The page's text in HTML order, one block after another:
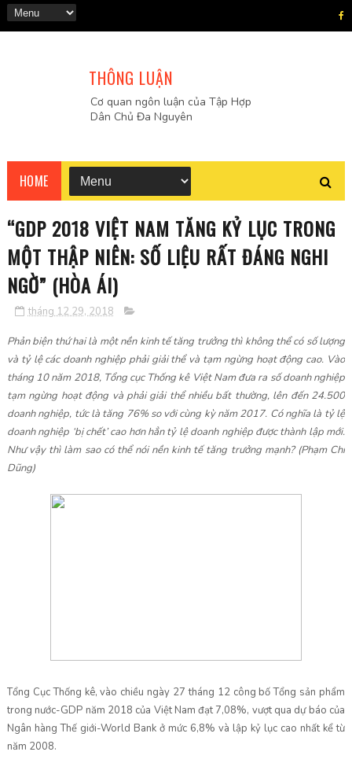
THÔNG LUẬN
Cơ quan ngôn luận của Tập Hợp
Dân Chủ Đa Nguyên
HOME
“GDP 2018 VIỆT NAM TĂNG KỶ LỤC TRONG
MỘT THẬP NIÊN: SỐ LIỆU RẤT ĐÁNG NGHI
NGỜ” (HÒA ÁI)
tháng 12 29, 2018
Phản biện thứ hai là một nền kinh tế tăng trưởng thì không thể có số lượng
và tỷ lệ các doanh nghiệp phải giải thể và tạm ngừng hoạt động cao. Vào
tháng 10 năm 2018, Tổng cục Thống kê Việt Nam đưa ra số doanh nghiệp
tạm ngừng hoạt động và phải giải thể nhiều bất thường, lên đến 24.500
doanh nghiệp, tức là tăng 76% so với cùng kỳ năm 2017. Có nghĩa là tỷ lệ
doanh nghiệp ‘bị chết’ cao hơn hẳn tỷ lệ doanh nghiệp được thành lập mới.
Như vậy thì làm sao có thể nói nền kinh tế tăng trưởng mạnh? (Phạm Chí
Dũng)
Tổng Cục Thống kê, vào chiều ngày 27 tháng 12 công bố Tổng sản phẩm
trong nước-GDP năm 2018 của Việt Nam đạt 7,08%, vượt qua dự báo của
Ngân hàng Thế giới-World Bank ở mức 6,8% và lập kỷ lục cao nhất kể từ
năm 2008.